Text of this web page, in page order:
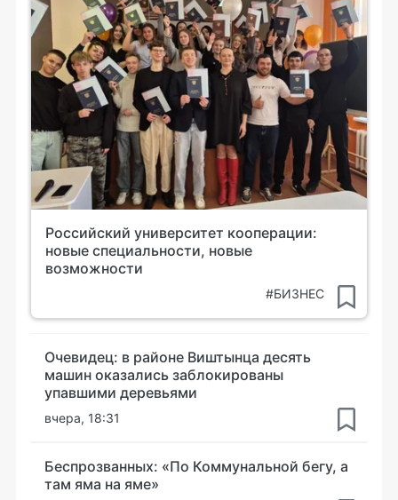
Российский университет кооперации:
новые специальности, новые
возможности
#БИЗНЕС
Очевидец: в районе Виштынца десять
машин оказались заблокированы
упавшими деревьями
вчера, 18:31
Беспрозванных: «По Коммунальной бегу, а
там яма на яме»